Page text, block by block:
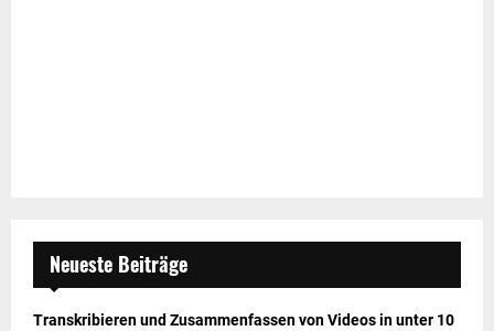
Neueste Beiträge
Transkribieren und Zusammenfassen von Videos in unter 10